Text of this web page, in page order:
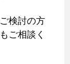
検討の方
ご相談く